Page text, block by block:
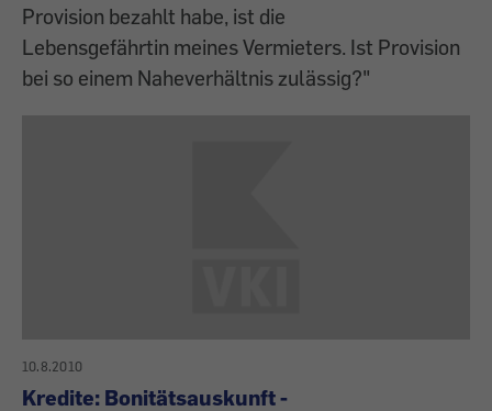
Provision bezahlt habe, ist die
Lebensgefährtin meines Vermieters. Ist Provision
bei so einem Naheverhältnis zulässig?"
10.8.2010
Kredite: Bonitätsauskunft -